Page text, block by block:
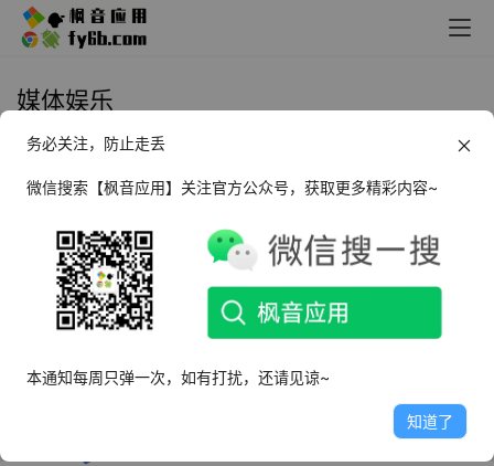
媒体娱乐
2026年3月3日
Android 广场舞教学视频_v8.7.1
Android Retro Music 音乐播放器
务必关注，防止走丢
微信搜索【枫音应用】关注官方公众号，获取更多精彩内容~
本通知每周只弹一次，如有打扰，还请见谅~
知道了